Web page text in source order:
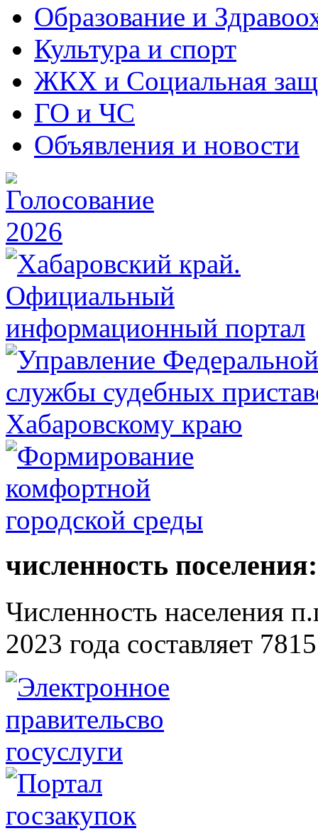
Образование и
Культура и спорт
ЖКХ и Социальная
ГО и ЧС
Объявления и новости
численность поселения:
Численность населения
2023 года составляет